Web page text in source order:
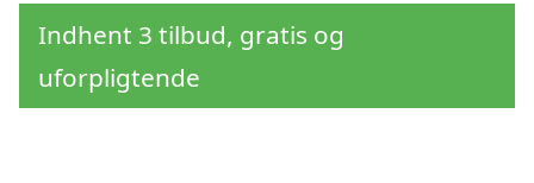
Indhent 3 tilbud, gratis og
uforpligtende